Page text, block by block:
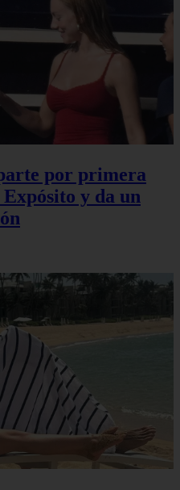
por primera
y da un